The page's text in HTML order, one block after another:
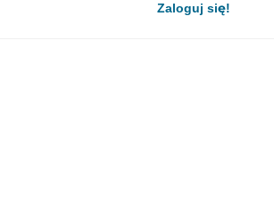
Zaloguj się!